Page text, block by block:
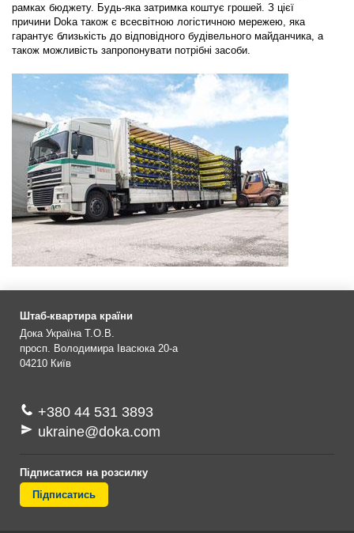
рамках бюджету. Будь-яка затримка коштує грошей. З цієї
причини Doka також є всесвітною логістичною мережею, яка
гарантує близькість до відповідного будівельного майданчика, а
також можливість запропонувати потрібні засоби.
Штаб-квартира країни
Дока Україна Т.О.В.
просп. Володимира Івасюка 20-а
04210 Київ
+380 44 531 3893
ukraine@doka.com
Підписатися на розсилку
Підписатись